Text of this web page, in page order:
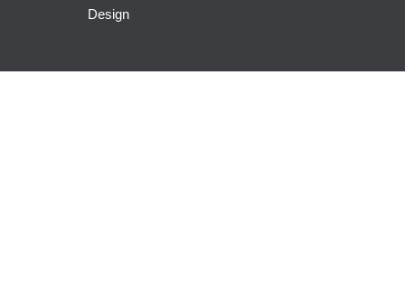
Design